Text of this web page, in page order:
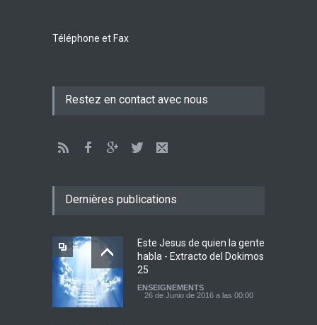
ENSEIGNEMENTS
Téléphone et Fax
Restez en contact avec nous
Dernières publications
Este Jesus de quien la gente
habla - Extracto del Dokimos
25
ENSEIGNEMENTS
26 de Junio de 2016 a las 00:00